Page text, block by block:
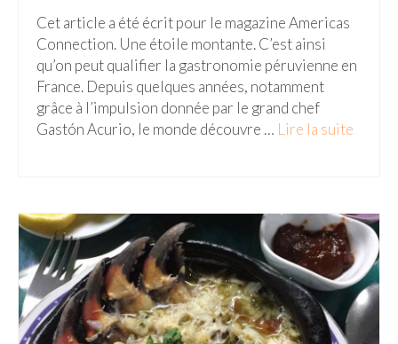
Cameron Highlands
Penang
Singapour
Hanoi
Hué
Mai Chau
Mu Cang Chai
Cet article a été écrit pour le magazine Americas
Connection. Une étoile montante. C’est ainsi
qu’on peut qualifier la gastronomie péruvienne en
France. Depuis quelques années, notamment
grâce à l’impulsion donnée par le grand chef
Gastón Acurio, le monde découvre … Lire la suite­­